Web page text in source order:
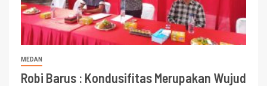
MEDAN
Robi Barus : Kondusifitas Merupakan Wujud